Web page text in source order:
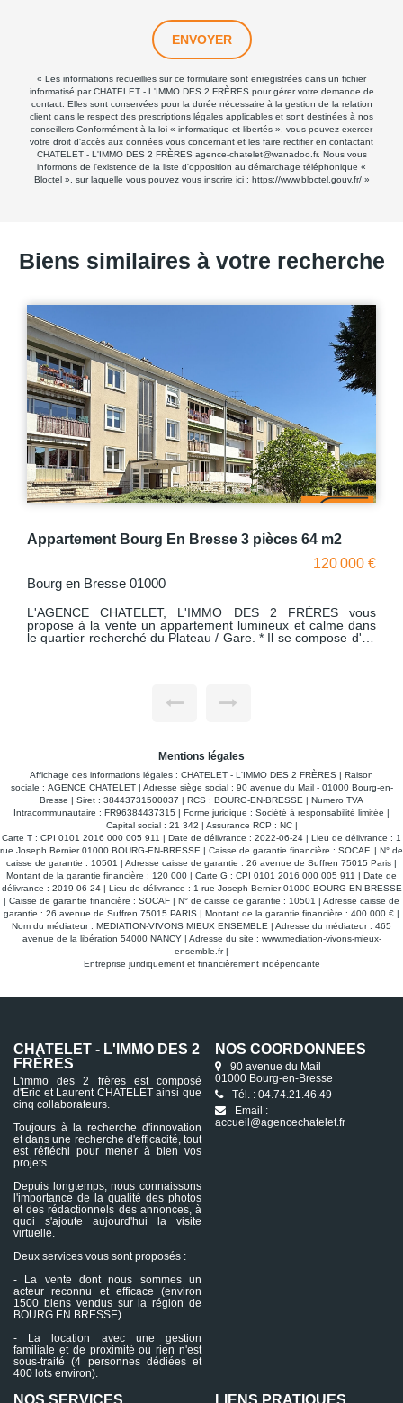
ENVOYER
« Les informations recueillies sur ce formulaire sont enregistrées dans un fichier
informatisé par CHATELET - L'IMMO DES 2 FRÈRES pour gérer votre demande de
contact. Elles sont conservées pour la durée nécessaire à la gestion de la relation
client dans le respect des prescriptions légales applicables et sont destinées à nos
conseillers Conformément à la loi « informatique et libertés », vous pouvez exercer
votre droit d'accès aux données vous concernant et les faire rectifier en contactant
CHATELET - L'IMMO DES 2 FRÈRES agence-chatelet@wanadoo.fr. Nous vous
informons de l'existence de la liste d'opposition au démarchage téléphonique «
Bloctel », sur laquelle vous pouvez vous inscrire ici : https://www.bloctel.gouv.fr/»
Biens similaires à votre recherche
128 000 €
Bourg en Bresse 01000
L'AGENCE CHATELET, L'IMMO DES 2 FRERES vous
propose à la vente un appartement lumineux situé au 2ème
étage avec ascenseur, offrant une vue dégagée sur le parc
financée par le vendeur (incluse dans le prix). Les travaux,
prévus dans les prochains mois, permettront d'améliorer
encore le DPE actuellement en D, un avantage rare et
significatif pour votre budget futur ! * Emplacement idéal : -
Proche de la gare et les lycées qui sont accessibles à pied. *
Découvrez cet appartement en visite virtuelle depuis chez
vous, en cliquant sur le lien dédié.
Mentions légales
Affichage des informations légales : CHATELET - L'IMMO DES 2 FRÈRES | Raison
sociale : AGENCE CHATELET | Adresse siège social : 90 avenue du Mail - 01000 Bourg-en-
Bresse | Siret : 38443731500037 | RCS : BOURG-EN-BRESSE | Numero TVA
Intracommunautaire : FR96384437315 | Forme juridique : Société à responsabilité limitée |
Capital social : 21 342 | Assurance RCP : NC |
Carte T : CPI 0101 2016 000 005 911 | Date de délivrance : 2022-06-24 | Lieu de délivrance : 1
rue Joseph Bernier 01000 BOURG-EN-BRESSE | Caisse de garantie financière : SOCAF. | N° de
caisse de garantie : 10501 | Adresse caisse de garantie : 26 avenue de Suffren 75015 Paris |
Montant de la garantie financière : 120 000 | Carte G : CPI 0101 2016 000 005 911 | Date de
délivrance : 2019-06-24 | Lieu de délivrance : 1 rue Joseph Bernier 01000 BOURG-EN-BRESSE
| Caisse de garantie financière : SOCAF | N° de caisse de garantie : 10501 | Adresse caisse de
garantie : 26 avenue de Suffren 75015 PARIS | Montant de la garantie financière : 400 000 € |
Nom du médiateur : MEDIATION-VIVONS MIEUX ENSEMBLE | Adresse du médiateur : 465
avenue de la libération 54000 NANCY | Adresse du site : www.mediation-vivons-mieux-
ensemble.fr|
Entreprise juridiquement et financièrement indépendante
CHATELET - L'IMMO DES 2
FRÈRES
L'immo des 2 frères est composé
d'Eric et Laurent CHATELET ainsi que
cinq collaborateurs.
Toujours à la recherche d'innovation
et dans une recherche d'efficacité, tout
est réfléchi pour mener à bien vos
projets.
Depuis longtemps, nous connaissons
l'importance de la qualité des photos
et des rédactionnels des annonces, à
quoi s'ajoute aujourd'hui la visite
virtuelle.
Deux services vous sont proposés :
- La vente dont nous sommes un
acteur reconnu et efficace (environ
1500 biens vendus sur la région de
BOURG EN BRESSE).
- La location avec une gestion
familiale et de proximité où rien n'est
sous-traité (4 personnes dédiées et
400 lots environ).
NOS COORDONNÉES
90 avenue du Mail
01000 Bourg-en-Bresse
Tél. : 04.74.21.46.49
Email :
accueil@agencechatelet.fr
NOS SERVICES LIENS PRATIQUES